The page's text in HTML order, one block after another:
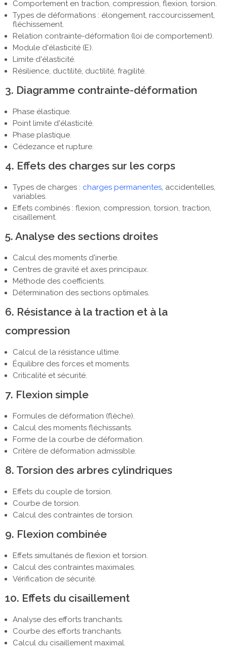
Comportement en traction, compression, flexion, torsion.
Types de déformations : élongement, raccourcissement,
fléchissement.
Relation contrainte-déformation (loi de comportement).
Module d'élasticité (E).
Limite d'élasticité.
Résilience, ductilité, ductilité, fragilité.
3. Diagramme contrainte-déformation
Phase élastique.
Point limite d'élasticité.
Phase plastique.
Cédezance et rupture.
4. Effets des charges sur les corps
Types de charges : charges permanentes, accidentelles,
variables.
Effets combinés : flexion, compression, torsion, traction,
cisaillement.
5. Analyse des sections droites
Calcul des moments d'inertie.
Centres de gravité et axes principaux.
Méthode des coefficients.
Détermination des sections optimales.
6. Résistance à la traction et à la
compression
Calcul de la résistance ultime.
Équilibre des forces et moments.
Criticalité et sécurité.
7. Flexion simple
Formules de déformation (flèche).
Calcul des moments fléchissants.
Forme de la courbe de déformation.
Critère de déformation admissible.
8. Torsion des arbres cylindriques
Effets du couple de torsion.
Courbe de torsion.
Calcul des contraintes de torsion.
9. Flexion combinée
Effets simultanés de flexion et torsion.
Calcul des contraintes maximales.
Vérification de sécurité.
10. Effets du cisaillement
Analyse des efforts tranchants.
Courbe des efforts tranchants.
Calcul du cisaillement maximal.